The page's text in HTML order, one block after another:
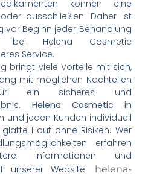
können eine
ausschließen. Daher ist
vor Beginn jeder Behandlung
Helena Cosmetic
Service.
bringt viele Vorteile mit sich,
mit möglichen Nachteilen
ein sicheres und
Helena Cosmetic in
und jeden Kunden individuell
Haut ohne Risiken. Wer
erfahren
Informationen und
unserer Website: helena-